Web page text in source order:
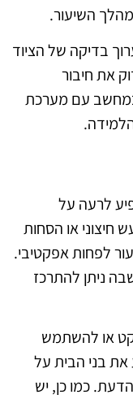
השיעור.
בדיקה של הציוד
את חיבור
במחשב עם מערכת
לרעה על
חיצוני או הסחות
לפחות אפקטיבי.
ניתן להתרכז
או להשתמש
את בני הבית על
כמו כן, יש